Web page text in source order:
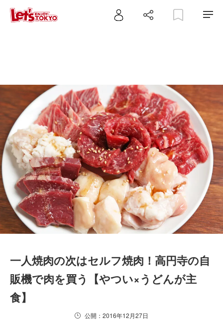
一人焼肉の次はセルフ焼肉！高円寺の自
販機で肉を買う【やつい×うどんが主
食】
公開：2016年12月27日